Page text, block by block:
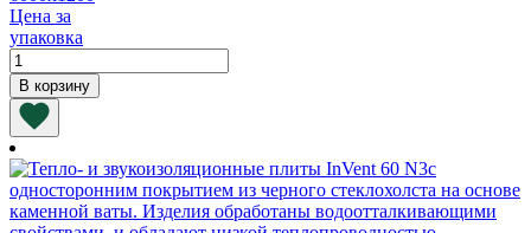
Цена за
упаковка
Количество
товара
Ламельный
мат
ТЕХНО
35
6000х1200х40
мм
В корзину